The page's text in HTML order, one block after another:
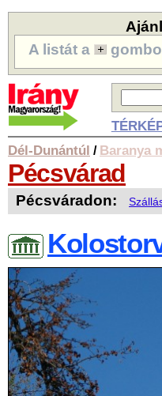
A listát a
Dél-Dunántúl / Baranya
Pécsvárad
Pécsváradon: